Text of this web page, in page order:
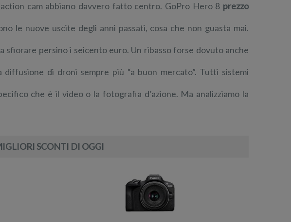
cam abbiano davvero fatto centro. GoPro Hero 8 prezzo
le nuove uscite degli anni passati, cosa che non guasta mai.
sfiorare persino i seicento euro. Un ribasso forse dovuto anche
diffusione di droni sempre più “a buon mercato”. Tutti sistemi
che è il video o la fotografia d’azione. Ma analizziamo la
SCONTI DI OGGI